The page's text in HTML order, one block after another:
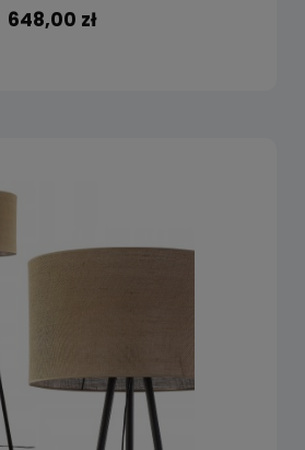
648,00 zł